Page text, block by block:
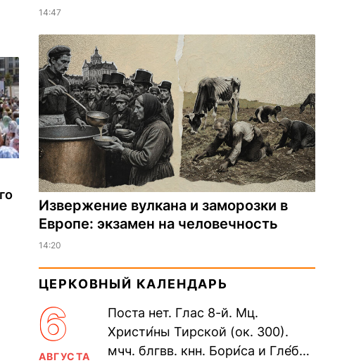
14:47
Извержение вулкана и заморозки в
Европе: экзамен на человечность
14:20
ЦЕРКОВНЫЙ КАЛЕНДАРЬ
6
АВГУСТА
Поста нет. Глас 8-й. Мц.
Христи́ны Тирской (ок. 300).
мчч. блгвв. кнн. Бори́са и Гле́ба,